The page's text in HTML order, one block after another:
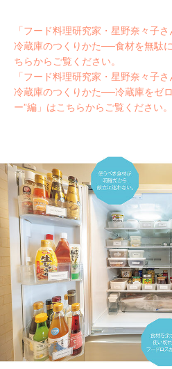
「フード料理研究家・星野奈々子
冷蔵庫のつくりかた──食材を無駄
ちらからご覧ください。
「フード料理研究家・星野奈々子
冷蔵庫のつくりかた──冷蔵庫をゼ
ー”編」はこちらからご覧ください。